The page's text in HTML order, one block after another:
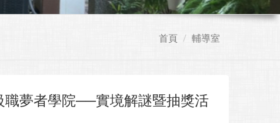
首頁 輔導室
夢者學院──實境解謎暨抽獎活